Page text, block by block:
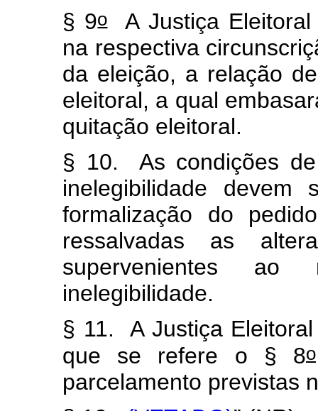
§ 9oA Justiça Eleitoral
na respectiva
da eleição, a relação
eleitoral, a qual
quitação eleitoral.
§ 10. As condições
inelegibilidade
formalização do
ressalvadas as
supervenientes
inelegibilidade.
§ 11. A Justiça
que se refere o § 8o
parcelamento previstas